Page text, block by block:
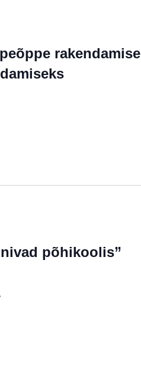
rakendamise
põhikoolis”